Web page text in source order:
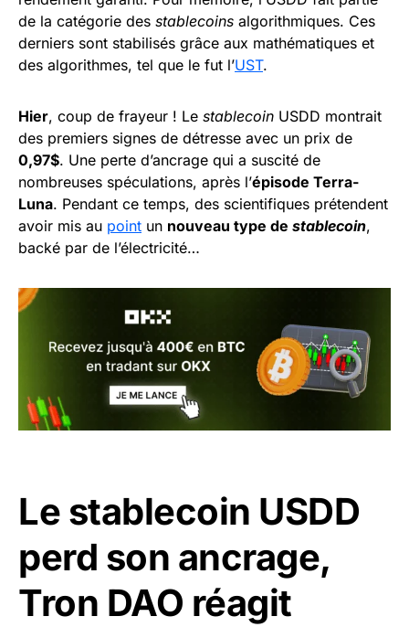
de la catégorie des stablecoins algorithmiques. Ces
derniers sont stabilisés grâce aux mathématiques et
des algorithmes, tel que le fut l’UST.
Hier, coup de frayeur ! Le stablecoin USDD montrait
des premiers signes de détresse avec un prix de
0,97$. Une perte d’ancrage qui a suscité de
nombreuses spéculations, après l’épisode Terra-
Luna. Pendant ce temps, des scientifiques prétendent
avoir mis au point un nouveau type de stablecoin,
backé par de l’électricité…
Le stablecoin USDD
perd son ancrage,
Tron DAO réagit